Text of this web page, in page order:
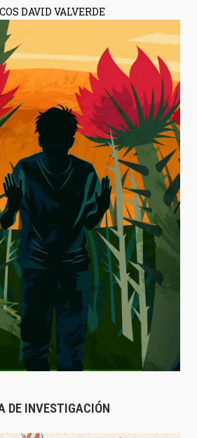
DAVID VALVERDE
DE INVESTIGACIÓN